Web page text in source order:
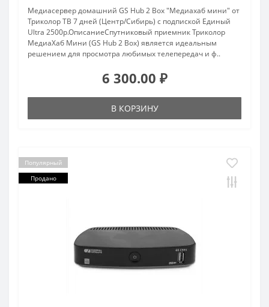
Медиасервер домашний GS Hub 2 Box "Медиахаб мини" от
Триколор ТВ 7 дней (Центр/Сибирь) с подпиской Единый
Ultra 2500р.ОписаниеСпутниковый приемник Триколор
МедиаХаб Мини (GS Hub 2 Box) является идеальным
решением для просмотра любимых телепередач и ф..
6 300.00 ₽
В КОРЗИНУ
Популярный
Продано